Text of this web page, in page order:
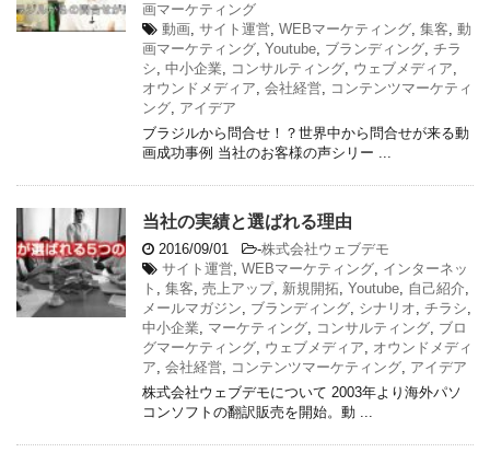
画マーケティング
動画, サイト運営, WEBマーケティング, 集客, 動
画マーケティング, Youtube, ブランディング, チラ
シ, 中小企業, コンサルティング, ウェブメディア,
オウンドメディア, 会社経営, コンテンツマーケティ
ング, アイデア
ブラジルから問合せ！？世界中から問合せが来る動
画成功事例 当社のお客様の声シリー ...
当社の実績と選ばれる理由
2016/09/01 -株式会社ウェブデモ
サイト運営, WEBマーケティング, インターネッ
ト , 集客, 売上アップ, 新規開拓, Youtube, 自己紹介,
メールマガジン, ブランディング, シナリオ, チラシ,
中小企業, マーケティング, コンサルティング, ブロ
グマーケティング, ウェブメディア, オウンドメディ
ア, 会社経営, コンテンツマーケティング, アイデア
株式会社ウェブデモについて 2003年より海外パソ
コンソフトの翻訳販売を開始。動 ...